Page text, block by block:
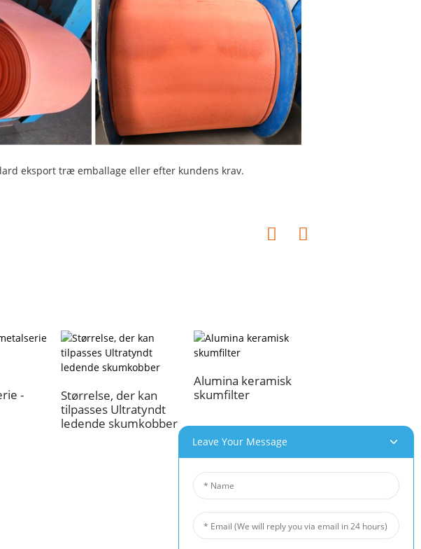
eksport træ emballage eller efter kundens krav.
-
Størrelse, der kan
tilpasses Ultratyndt
ledende skumkobber
Alumina keramisk
skumfilter
Nyheder
Leave Your Message